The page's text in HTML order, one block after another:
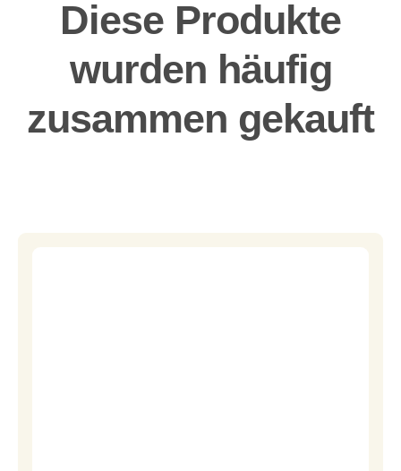
Diese Produkte
wurden häufig
zusammen gekauft